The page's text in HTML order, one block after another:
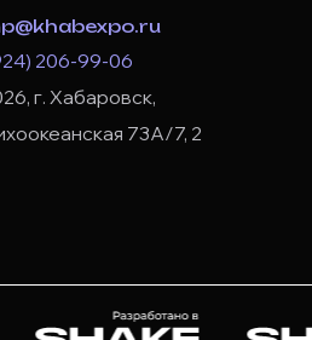
206-99-06
г. Хабаровск,
73А/7, 2